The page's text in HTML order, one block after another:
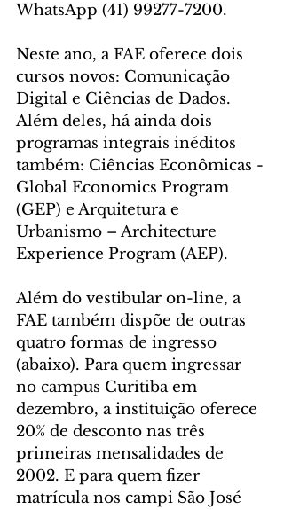
WhatsApp (41) 99277-7200.
Neste ano, a FAE oferece dois
cursos novos: Comunicação
Digital e Ciências de Dados.
Além deles, há ainda dois
programas integrais inéditos
também: Ciências Econômicas -
Global Economics Program
(GEP) e Arquitetura e
Urbanismo – Architecture
Experience Program (AEP).
Além do vestibular on-line, a
FAE também dispõe de outras
quatro formas de ingresso
(abaixo). Para quem ingressar
no campus Curitiba em
dezembro, a instituição oferece
20% de desconto nas três
primeiras mensalidades de
2002. E para quem fizer
matrícula nos campi São José